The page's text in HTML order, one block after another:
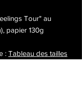
Tour" au
papier 130g
: Tableau des tailles